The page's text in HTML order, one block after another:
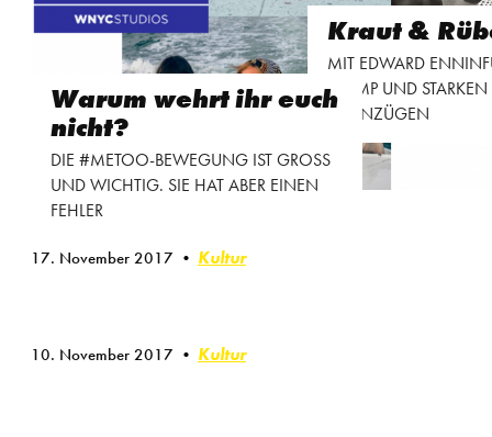
Kraut &
MIT EDWARD
TRUMP UND
IN ANZÜGEN
17. November 2017 Kultur
Warum wehrt ihr euch
nicht?
DIE #METOO-BEWEGUNG IST GROSS
UND WICHTIG. SIE HAT ABER EINEN
FEHLER
10. November 2017 Kultur